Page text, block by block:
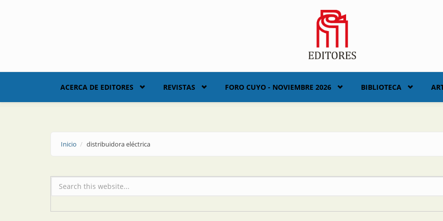
ACERCA DE EDITORES REVISTAS FORO CUYO - NOVIEMBRE 2026 BIBLIOTECA
Inicio distribuidora eléctrica
Formulario de búsqueda